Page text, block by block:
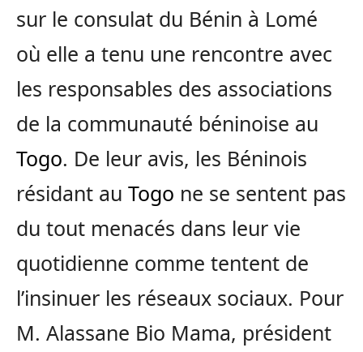
sur le consulat du Bénin à Lomé
où elle a tenu une rencontre avec
les responsables des associations
de la communauté béninoise au
Togo. De leur avis, les Béninois
résidant au Togo ne se sentent pas
du tout menacés dans leur vie
quotidienne comme tentent de
l’insinuer les réseaux sociaux. Pour
M. Alassane Bio Mama, président